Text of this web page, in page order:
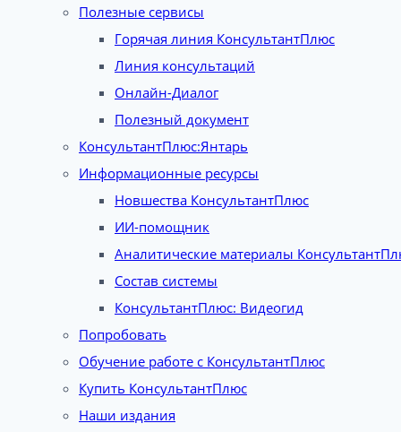
Полезные сервисы
Горячая линия КонсультантПлюс
Линия консультаций
Онлайн-Диалог
Полезный документ
КонсультантПлюс:Янтарь
Информационные ресурсы
Новшества КонсультантПлюс
ИИ-помощник
Аналитические материалы
Состав системы
КонсультантПлюс: Видеогид
Попробовать
Обучение работе с КонсультантПлюс
Купить КонсультантПлюс
Наши издания